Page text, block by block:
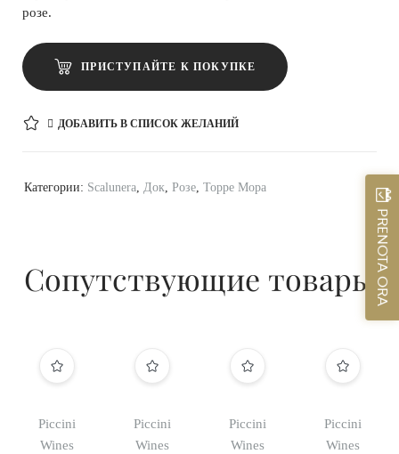
розе.
ПРИСТУПАЙТЕ К ПОКУПКЕ
ДОБАВИТЬ В СПИСОК ЖЕЛАНИЙ
Категории: Scalunera Док Розе Торре Мора
Сопутствующие товары
Piccini
Wines
Piccini
Wines
Piccini
Wines
Piccini
Wines
PRENOTA ORA